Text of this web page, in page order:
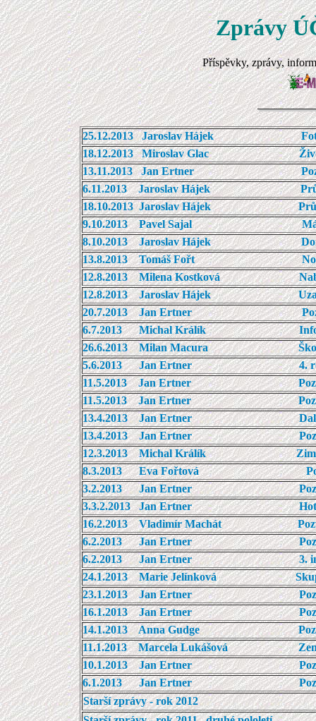
Zprávy
Příspěvky, zprávy,
25.12.2013 Jaroslav Hájek
18.12.2013 Miroslav Glac Životní
13.11.2013 Jan Ertner Pozvánka
6.11.2013 Jaroslav Hájek Průběžné
18.10.2013 Jaroslav Hájek Průběžné
9.10.2013 Pavel Sajal Má
8.10.2013 Jaroslav Hájek
13.8.2013 Tomáš Fořt Nový
12.8.2013 Milena Kostková Nabídka
12.8.2013 Jaroslav Hájek
20.7.2013 Jan Ertner Pozvánka 37.
6.7.2013 Michal Králík
26.6.2013 Milan Macura Školení
5.6.2013 Jan Ertner4.
11.5.2013 Jan Ertner Pozvánka
11.5.2013 Jan Ertner Pozvánka
13.4.2013 Jan Ertner Další
13.4.2013 Jan Ertner
12.3.2013 Michal Králík Zimní
8.3.2013 Eva Fořtová Poslední
3.2.2013 Jan Ertner Pozvánka
3.3.2.2013 Jan Ertner Hotely
16.2.2013 Vladimír Machát Pozvánka
6.2.2013 Jan Ertner Pozvánka na
6.2.2013 Jan Ertner 3.
24.1.2013 Marie Jelínková
23.1.2013 Jan Ertner Pozvánka
16.1.2013 Jan Ertner Pozvánka
14.1.2013 Anna Gudge Pozvánka
11.1.2013 Marcela Lukášová Zemřel
10.1.2013 Jan Ertner Pozvánka na
6.1.2013 Jan Ertner Pozvánka na
Starší zprávy - rok 2012